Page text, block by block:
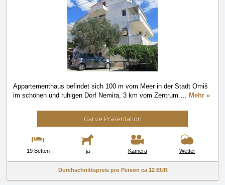
Appartementhaus befindet sich 100 m vom Meer in der Stadt Omiš
im schönen und ruhigen Dorf Nemira, 3 km vom Zentrum … Mehr »
Ganze Präsentation
19 Betten ja Kamera Wetter
Durchschnittspreis pro Person ca 12 EUR